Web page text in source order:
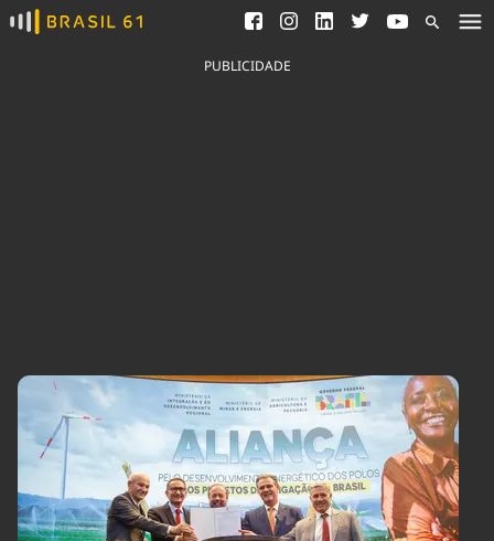
Ver todas as notícias
Saneamento
Indicadores
Agronegócios
Brasil
Brasil Mineral
Ciência &
Tecnologia
Cinema
Comportamento
Cultura
Economia
Educação
Infraestrutura
Internacional
Meio Ambiente
Podcast
Política
Saúde
Tempo
PUBLICIDADE